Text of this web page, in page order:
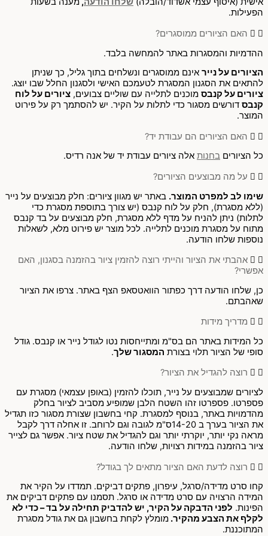
הפעילות.
האם הציורים ממוסגרים?
ההדמיות והמסגרות באתר להמחשה בלבד.
הציורים על נייר אינם ממוסגרים ונשלחים בתוך גליל, כך שניתן
להתאים את הסגנון המסגרת לטעמכם האישי ולסגנון החלל שבו יוצג.
ציורים על קנבס מוכנים לתלייה עם שוליים צבועים, ציורים על לוח
קנבס דורשים מסגור כדי לתלות על הקיר. יש להסתמך רק על פירוט
המוצר.
האם הציורים הם עבודת יד?
כל הציורים בחנות אלה ציורים עבודת יד של אנה רדיס.
על מה מבוצעים הציורים?
שימו לב למפרט המוצר. באתר יש מגוון ציורים: חלק מבוצעים על נייר
(ללא מסגרת), חלק על לוח קנבס (יש צורך בתוספת מסגרת כדי
לתלות) ניתן להניח על מדף ללא מסגרת, חלק מבוצעים על בד קנבס
מתוח על מסגרת מוכנים לתלייה. לכל מוצר יש פירוט מלא, לשאלות
נוספות שלחו הודעה.
אהבתי את הציור והייתי רוצה להזמין ציור בהזמנה בסגנון, האם
אפשרי?
כן, שלחו הודעה דרך כפתור הוואטסאפ הצף באתר. צרפו את הציור
שאהבתם.
מדריך מידות
כל המידות באתר הם בס"מ ומתייחסות נטו לגודל נייר או קנבס. גודל
סופי של הציור תלוי בצורת המסגור שלך.
רוצה להגדיל את הציור?
לציורים שמבוצעים על נייר, תוכלו להזמין (באופן עצמאי) מסגרת עם
פספרטו. פספרטו זהו השטח הלבן שמופיע מסביב לציור בחלק
מהדמויות באתר, בנוסף למסגרת. קחי בחשבון שצורת מסגור כזו תגדיל
את הציור בערך ב 14-20ס"מ לגובה וגם לרוחב. זו אחלה דרך לקבל
מראה נקי יותר, יוקרתי יותר וגם להגדיל את שטח ציור. אפשר גם לצייר
ציור בהזמנה במידות רצויות, שלחו הודעה.
רוצה לדעת האם הציור מתאים לך בגודל?
קחו סרט מדידה/סרגל, עיפרון, פתקים דביקים. תמדדו על הקיר את
המידה הרצויה עם סרט מדידה או סרגל. תסמנו עם פתקים דביקים את
הפינות. לפני הדבקה על הקיר, יש להדביק תחילה על בד – כדי לא
לקלף את הצבע מהקיר. מומלץ לקחת בחשבון גם את גודל מסגרת
המתוכננת.